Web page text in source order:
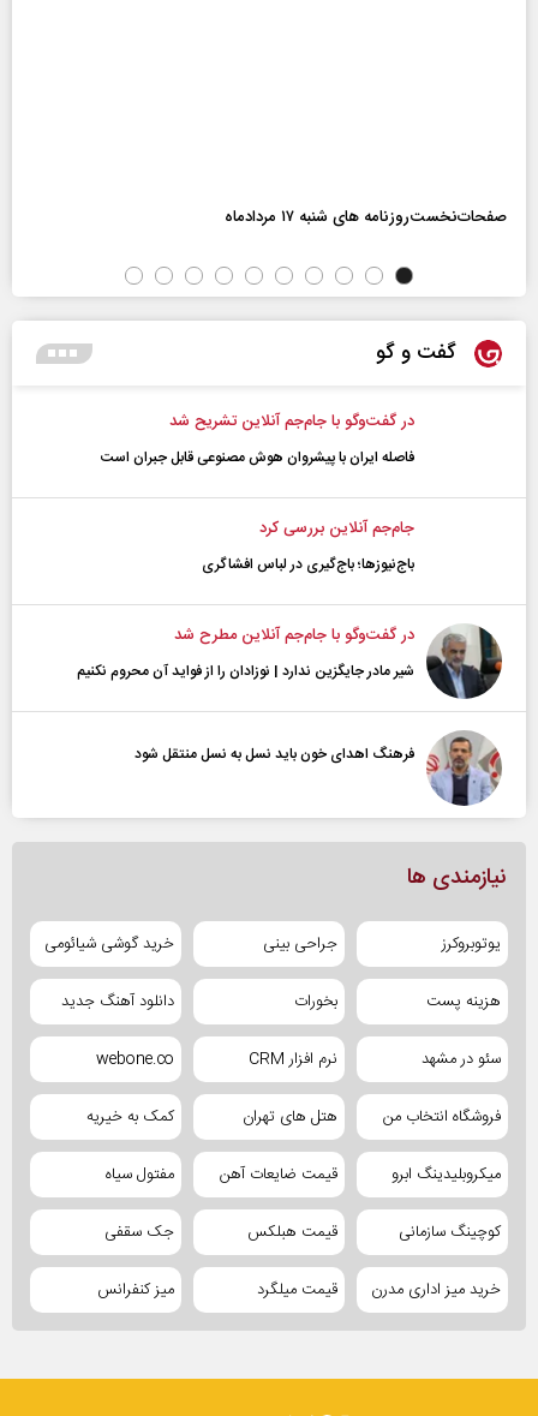
صفحات‌نخست‌روزنامه ها‌ی شنبه ۱۷ مردادماه
گفت و گو
در گفت‌و‌گو با جام‌جم آنلاین تشریح شد
فاصله ایران با پیشرو‌ان هوش مصنوعی قابل جبران است
جام‌جم آنلاین بررسی کرد
باج‌نیوزها؛ باج‌گیری در لباس افشاگری
در گفت‌و‌گو با جام‌جم آنلاین مطرح شد
شیر مادر جایگزین ندارد | نوزادان را از فواید آن محروم نکنیم
فرهنگ اهدای خون باید نسل به نسل منتقل شود
نیازمندی ها
یوتوبروکرز جراحی بینی خرید گوشی شیائومی
هزینه پست بخورات دانلود آهنگ جدید
سئو در مشهد نرم افزار CRM webone.co
فروشگاه انتخاب من هتل های تهران کمک به خیریه
میکروبلیدینگ ابرو قیمت ضایعات آهن مفتول سیاه
کوچینگ سازمانی قیمت هبلکس جک سقفی
خرید میز اداری مدرن قیمت میلگرد میز کنفرانس